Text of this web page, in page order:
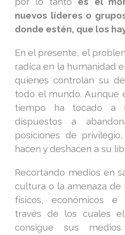
nuevos líderes o
donde estén, que los
En el presente, el
radica en la humanidad
quienes controlan su
todo el mundo. Aunque
tiempo ha tocado a
dispuestos a
posiciones de
hacen y deshacen a su
Recortando medios en
cultura o la amenaza de
físicos, económicos e
través de los cuales
consigue sus